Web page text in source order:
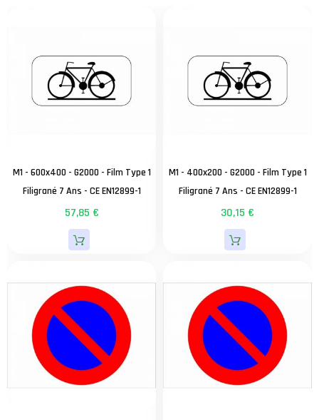
M1 - 600x400 - G2000 - Film Type 1
Filigrané 7 Ans - CE EN12899-1
57,85 €
M1 - 400x200 - G2000 - Film Type 1
Filigrané 7 Ans - CE EN12899-1
30,15 €